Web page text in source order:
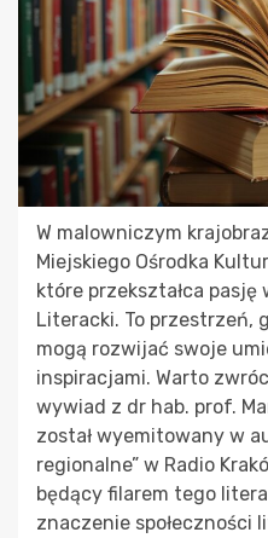
W malowniczym
Miejskiego Ośrodka
które przekształca pasję
Literacki. To przestrzeń,
mogą rozwijać swoje
inspiracjami. Warto
wywiad z dr hab. prof.
został wyemitowany w
regionalne” w Radio
będący filarem tego
znaczenie społeczności